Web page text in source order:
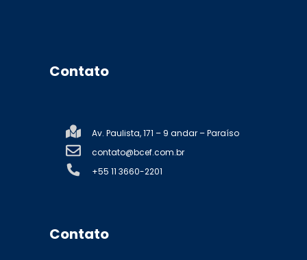
Contato
Av. Paulista, 171 – 9 andar – Paraíso
contato@bcef.com.br
+55 11 3660-2201
Contato